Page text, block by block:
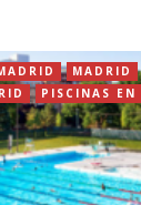
MADRID
PISCINAS EN